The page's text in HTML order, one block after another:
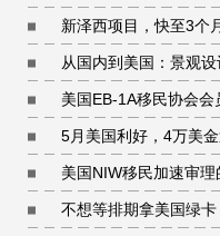
新泽西项目，快至3个
从国内到美国：景观
美国EB-1A移民协会会
5月美国利好，4万美
美国NIW移民加速审
不想等排期拿美国绿